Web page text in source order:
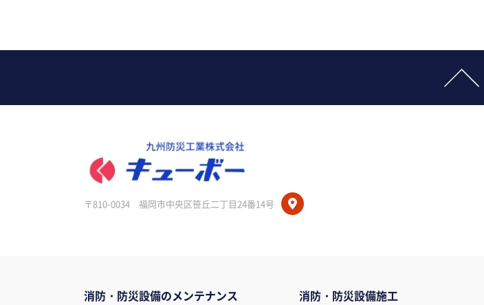
〒810-0034 福岡市中央区笹丘二丁目24番14号
消防・防災設備のメンテナンス 消防・防災設備施工